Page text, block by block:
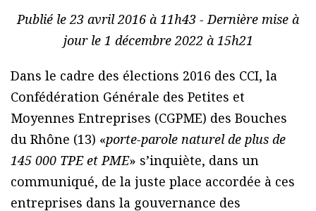
Publié le 23 avril 2016 à 11h43 - Dernière mise à
jour le 1 décembre 2022 à 15h21
Dans le cadre des élections 2016 des CCI, la
Confédération Générale des Petites et
Moyennes Entreprises (CGPME) des Bouches
du Rhône (13) «porte-parole naturel de plus de
145 000 TPE et PME» s’inquiète, dans un
communiqué, de la juste place accordée à ces
entreprises dans la gouvernance des